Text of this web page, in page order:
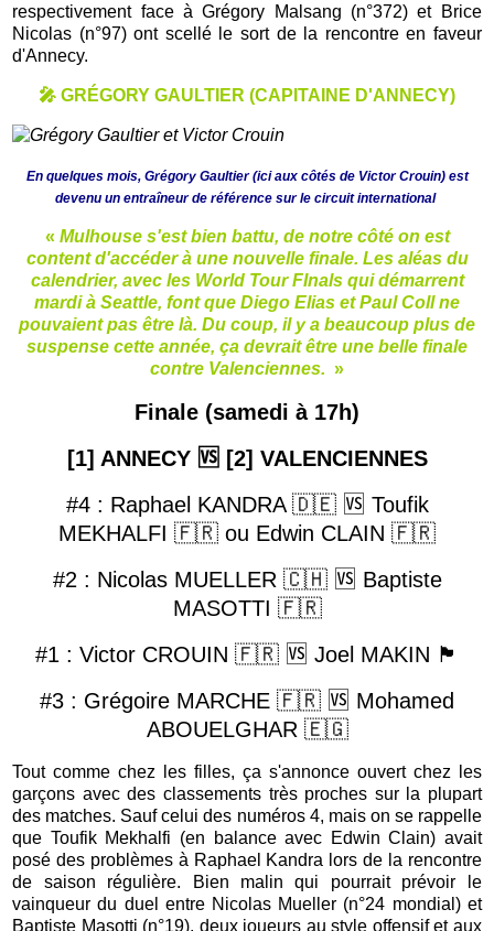
respectivement face à Grégory Malsang (n°372) et Brice
Nicolas (n°97) ont scellé le sort de la rencontre en faveur
d'Annecy.
🎤 GRÉGORY GAULTIER (CAPITAINE D'ANNECY)
En quelques mois, Grégory Gaultier (ici aux côtés de Victor Crouin) est
devenu un entraîneur de référence sur le circuit international
« Mulhouse s'est bien battu, de notre côté on est
content d'accéder à une nouvelle finale. Les aléas du
calendrier, avec les World Tour FInals qui démarrent
mardi à Seattle, font que Diego Elias et Paul Coll ne
pouvaient pas être là. Du coup, il y a beaucoup plus de
suspense cette année, ça devrait être une belle finale
contre Valenciennes. »
Finale (samedi à 17h)
[1] ANNECY 🆚 [2] VALENCIENNES
#4 : Raphael KANDRA 🇩🇪 🆚 Toufik
MEKHALFI 🇫🇷 ou Edwin CLAIN 🇫🇷
#2 : Nicolas MUELLER 🇨🇭 🆚 Baptiste
MASOTTI 🇫🇷
#1 : Victor CROUIN 🇫🇷 🆚 Joel MAKIN 🏴󠁧󠁢󠁷󠁬󠁳󠁿
#3 : Grégoire MARCHE 🇫🇷 🆚 Mohamed
ABOUELGHAR 🇪🇬
Tout comme chez les filles, ça s'annonce ouvert chez les
garçons avec des classements très proches sur la plupart
des matches. Sauf celui des numéros 4, mais on se rappelle
que Toufik Mekhalfi (en balance avec Edwin Clain) avait
posé des problèmes à Raphael Kandra lors de la rencontre
de saison régulière. Bien malin qui pourrait prévoir le
vainqueur du duel entre Nicolas Mueller (n°24 mondial) et
Baptiste Masotti (n°19), deux joueurs au style offensif et aux